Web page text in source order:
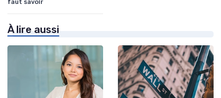
faut savoir
À lire aussi